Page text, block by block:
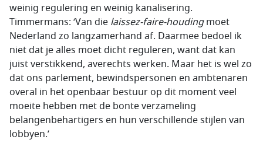
weinig regulering en weinig kanalisering.
Timmermans: ‘Van die laissez-faire-houdingmoet
Nederland zo langzamerhand af. Daarmee bedoel ik
niet dat je alles moet dicht reguleren, want dat kan
juist verstikkend, averechts werken. Maar het is wel zo
dat ons parlement, bewindspersonen en ambtenaren
overal in het openbaar bestuur op dit moment veel
moeite hebben met de bonte verzameling
belangenbehartigers en hun verschillende stijlen van
lobbyen.’